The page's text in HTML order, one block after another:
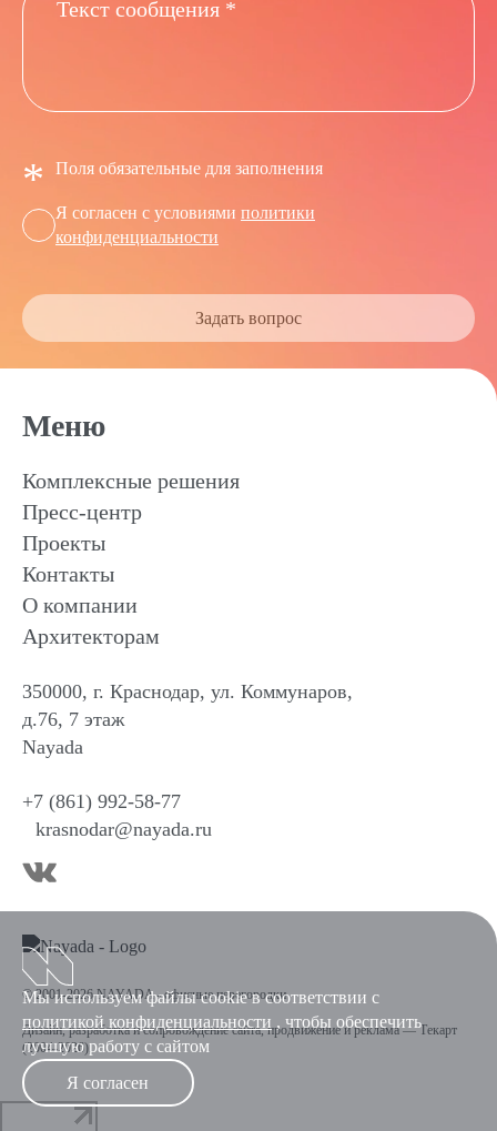
Задать вопрос
* Поля обязательные для заполнения
Я согласен с условиями политики
конфиденциальности
Меню
Комплексные решения
Пресс-центр
Проекты
Контакты
О компании
Архитекторам
350000, г. Краснодар, ул. Коммунаров,
д.76, 7 этаж
Nayada
+7 (861) 992-58-77
krasnodar@nayada.ru
© 2001-2026 NAYADA - офисные перегородки
Дизайн,разработка и сопровождение сайта,продвижение и реклама—Текарт
(2004-2026).
Мы используем файлы cookie в соответствии с
политикой конфиденциальности , чтобы обеспечить
лучшую работу с сайтом
Я согласен